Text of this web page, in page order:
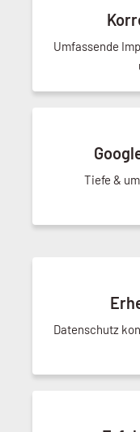
Umfassende
Tiefe &
Datenschutz